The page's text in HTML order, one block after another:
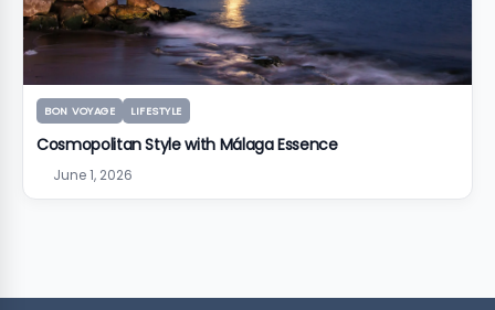
BON VOYAGE LIFESTYLE
Cosmopolitan Style with Málaga Essence
June 1, 2026